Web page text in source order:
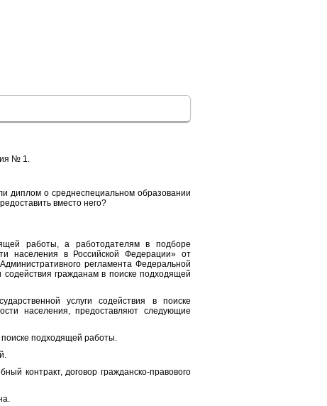
№ 1.
диплом о среднеспециальном образовании
вместо него?
работы, а работодателям в подборе
населения в Российской Федерации» от
регламента Федеральной
содействия гражданам в поиске подходящей
услуги содействия в поиске
населения, предоставляют следующие
поиске подходящей работы.
контракт, договор гражданско-правового